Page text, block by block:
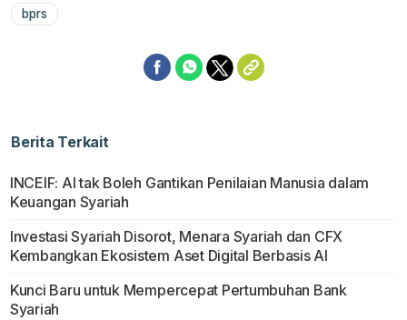
bprs
Berita Terkait
INCEIF: AI tak Boleh Gantikan Penilaian Manusia dalam
Keuangan Syariah
Investasi Syariah Disorot, Menara Syariah dan CFX
Kembangkan Ekosistem Aset Digital Berbasis AI
Kunci Baru untuk Mempercepat Pertumbuhan Bank
Syariah